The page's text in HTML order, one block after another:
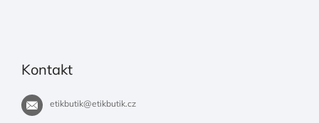
Kontakt
etikbutik@etikbutik.cz